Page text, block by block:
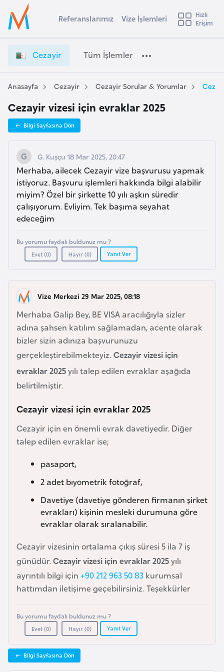
Ülke Seçimi
Başvuru yapmak istediğiniz ülkeyi seçin
Üye
Girişi
e
a
y
V
i
z
e
İ
ş
e
m
l
e
r
i
e
t
Referanslarımız Vize İşlemleri
Hızlı
Erişim
Cezayir Tüm İşlemler
Anasayfa Cezayir Cezayir Sorular & Yorumlar
Cezayir vizesi için evraklar 2025
Bilgi Sayfasına Dön
G. Kuşçu 18 Mar 2025, 20:47
Merhaba, ailecek Cezayir vize başvurusu yapmak
istiyoruz. Başvuru işlemleri hakkında bilgi alabilir
miyim? Özel bir şirkette 10 yılı aşkın süredir
çalışıyorum. Evliyim. Tek başıma seyahat
edeceğim
Bu yorumu faydalı buldunuz mu ?
Evet (0) Hayır (0) Yanıt Ver
Vize Merkezi 29 Mar 2025, 08:18
Merhaba Galip Bey, BE VISA aracılığıyla sizler
adına şahsen katılım sağlamadan, acente olarak
bizler sizin adınıza başvurunuzu
gerçekleştirebilmekteyiz.Cezayir vizesi için
evraklar 2025yılı talep edilen evraklar aşağıda
belirtilmiştir.
Cezayir vizesi için evraklar 2025
Cezayir için en önemli evrak davetiyedir. Diğer
talep edilen evraklar ise;
pasaport,
2 adet bıyometrik fotoğraf,
Davetiye (davetiye gönderen firmanın şirket
evrakları) kişinin mesleki durumuna göre
evraklar olarak sıralanabilir.
Cezayir vizesinin ortalama çıkış süresi 5 ila 7 iş
günüdür.Cezayir vizesi için evraklar 2025yılı
ayrıntılı bilgi için +90 212 963 50 83 kurumsal
hattımdan iletişime geçebilirsiniz. Teşekkürler
Bu yorumu faydalı buldunuz mu ?
Evet (0) Hayır (0) Yanıt Ver
Bilgi Sayfasına Dön
s
t
r
a
A
u
s
t
u
r
y
a
z
e
r
b
y
a
n
B
h
r
g
l
a
d
e
ş
B
e